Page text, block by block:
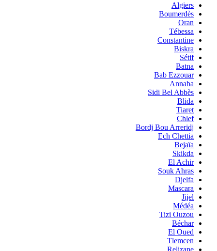
Algiers
Boumerdès
Oran
Tébessa
Constantine
Biskra
Sétif
Batna
Bab Ezzouar
Annaba
Sidi Bel Abbès
Blida
Tiaret
Chlef
Bordj Bou Arreridj
Ech Chettia
Bejaïa
Skikda
El Achir
Souk Ahras
Djelfa
Mascara
Jijel
Médéa
Tizi Ouzou
Béchar
El Oued
Tlemcen
Relizane